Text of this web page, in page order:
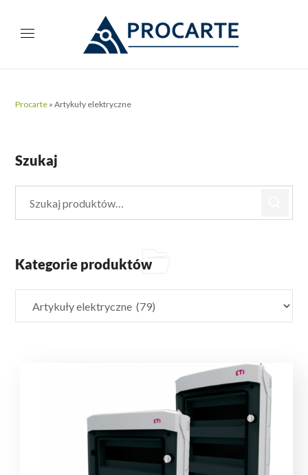
Procarte »Artykuły elektryczne
Szukaj
Kategorie produktów